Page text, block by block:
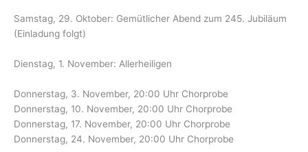
Samstag, 29. Oktober: Gemütlicher Abend zum 245. Jubiläum
(Einladung folgt)
Dienstag, 1. November: Allerheiligen
Donnerstag, 3. November, 20:00 Uhr Chorprobe
Donnerstag, 10. November, 20:00 Uhr Chorprobe
Donnerstag, 17. November, 20:00 Uhr Chorprobe
Donnerstag, 24. November, 20:00 Uhr Chorprobe